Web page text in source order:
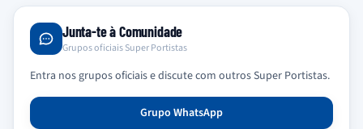
Junta-te à Comunidade
Grupos oficiais Super Portistas
Entra nos grupos oficiais e discute com outros Super Portistas.
Grupo WhatsApp